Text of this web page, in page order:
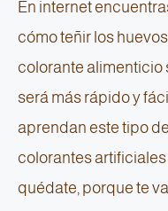
En internet
cómo teñir los
colorante alimenticio
será más rápido y
aprendan este tipo
colorantes artificiales
quédate, porque te